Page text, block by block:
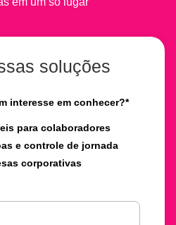
soluções
interesse em conhecer?*
para colaboradores
e controle de jornada
corporativas